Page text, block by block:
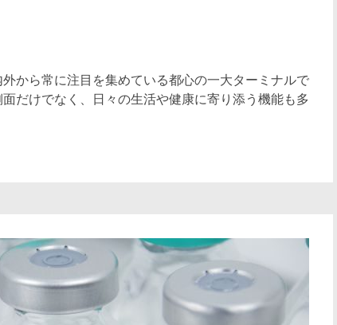
から常に注目を集めている都心の一大ターミナルで
だけでなく、日々の生活や健康に寄り添う機能も多